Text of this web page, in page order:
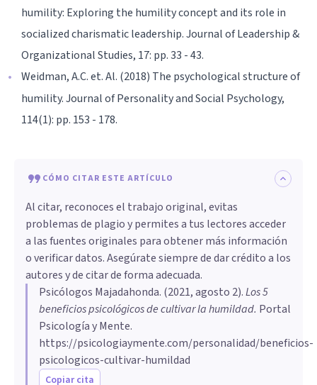
humility: Exploring the humility concept and its role in
socialized charismatic leadership. Journal of Leadership &
Organizational Studies, 17: pp. 33 - 43.
Weidman, A.C. et. Al. (2018) The psychological structure of
humility. Journal of Personality and Social Psychology,
114(1): pp. 153 - 178.
CÓMO CITAR ESTE ARTÍCULO
Al citar, reconoces el trabajo original, evitas
problemas de plagio y permites a tus lectores acceder
a las fuentes originales para obtener más información
o verificar datos. Asegúrate siempre de dar crédito a los
autores y de citar de forma adecuada.
Psicólogos Majadahonda. (2021, agosto 2).Los 5
beneficios psicológicos de cultivar la humildad. Portal
Psicología y Mente.
https://psicologiaymente.com/personalidad/beneficios-
psicologicos-cultivar-humildad
Copiar cita